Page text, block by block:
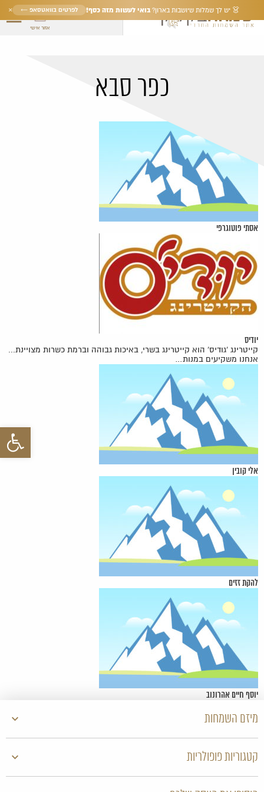
פתח
אזור אישי
👗 יש לך שמלות שיושבות בארון? בואי לעשות מזה כסף! לפרטים בוואטסאפ ← ×
כפר סבא
אסתי פוטוגרפי
יודיס
קייטרינג 'גודיס' הוא קייטרינג בשרי, באיכות גבוהה וברמת כשרות מצויינת...
אנחנו משקיעים במנות…
אלי קובין
להקת זזים
יוסף חיים אהרונוב
מיזם השמחות
קטגוריות פופולריות